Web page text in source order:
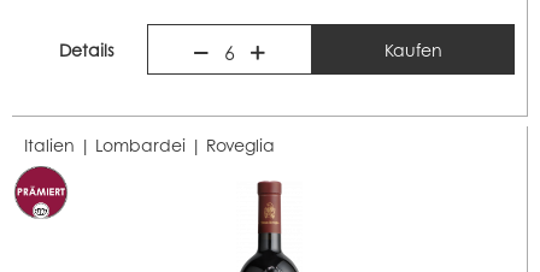
Details 6 Kaufen
Italien | Lombardei | Roveglia